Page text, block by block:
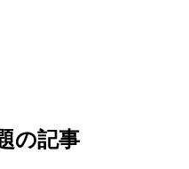
の記事